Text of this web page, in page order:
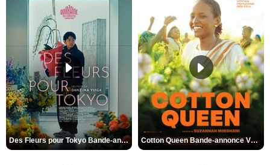
Des Fleurs pour Tokyo Bande-annonce VO STFR Cotton Queen Bande-annonce VO STFR